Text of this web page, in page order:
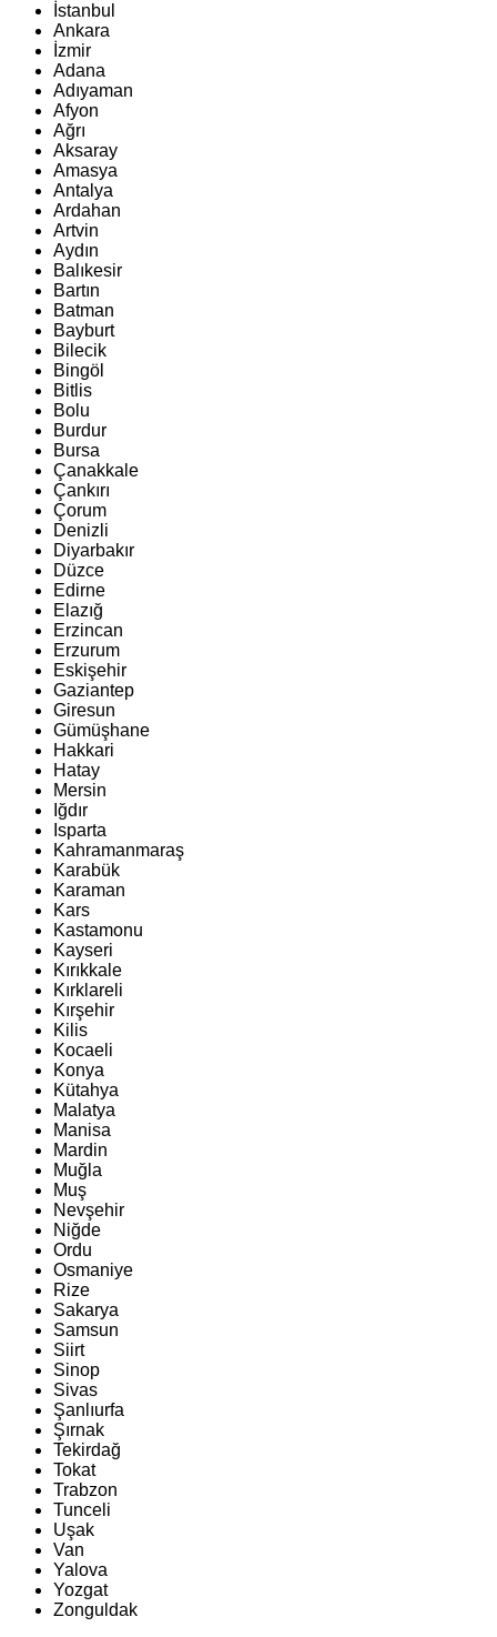
İstanbul
Ankara
İzmir
Adana
Adıyaman
Afyon
Ağrı
Aksaray
Amasya
Antalya
Ardahan
Artvin
Aydın
Balıkesir
Bartın
Batman
Bayburt
Bilecik
Bingöl
Bitlis
Bolu
Burdur
Bursa
Çanakkale
Çankırı
Çorum
Denizli
Diyarbakır
Düzce
Edirne
Elazığ
Erzincan
Erzurum
Eskişehir
Gaziantep
Giresun
Gümüşhane
Hakkari
Hatay
Mersin
Iğdır
Isparta
Kahramanmaraş
Karabük
Karaman
Kars
Kastamonu
Kayseri
Kırıkkale
Kırklareli
Kırşehir
Kilis
Kocaeli
Konya
Kütahya
Malatya
Manisa
Mardin
Muğla
Muş
Nevşehir
Niğde
Ordu
Osmaniye
Rize
Sakarya
Samsun
Siirt
Sinop
Sivas
Şanlıurfa
Şırnak
Tekirdağ
Tokat
Trabzon
Tunceli
Uşak
Van
Yalova
Yozgat
Zonguldak